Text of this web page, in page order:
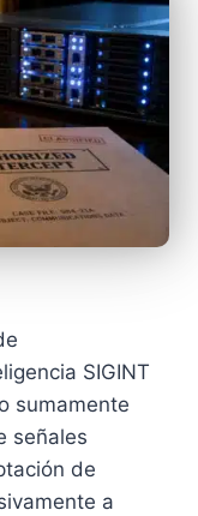
SIGINT
sumamente
señales
de
a